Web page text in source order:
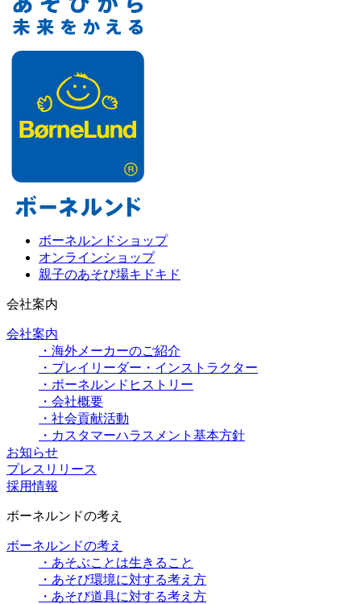
ボーネルンドショップ
オンラインショップ
親子のあそび場キドキド
会社案内
会社案内
・海外メーカーのご紹介
・プレイリーダー・インストラクター
・ボーネルンドヒストリー
・会社概要
・社会貢献活動
・カスタマーハラスメント基本方針
お知らせ
プレスリリース
採用情報
ボーネルンドの考え
ボーネルンドの考え
・あそぶことは生きること
・あそび環境に対する考え方
・あそび道具に対する考え方